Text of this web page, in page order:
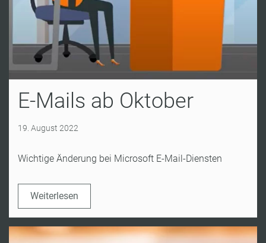
E-Mails ab Oktober
19. August 2022
Wichtige Änderung bei Microsoft E-Mail-Diensten
Weiterlesen